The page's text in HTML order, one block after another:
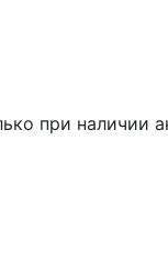
при наличии